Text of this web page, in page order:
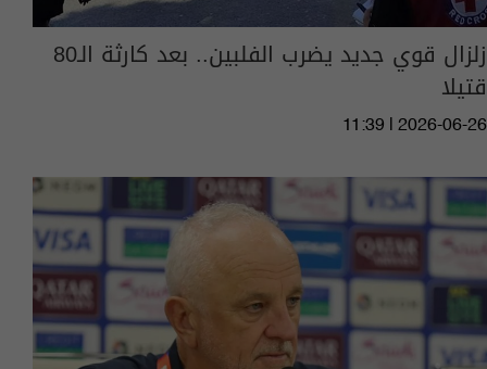
زلزال قوي جديد يضرب الفلبين.. بعد كارثة الـ80
قتيلا
11:39 | 2026-06-26